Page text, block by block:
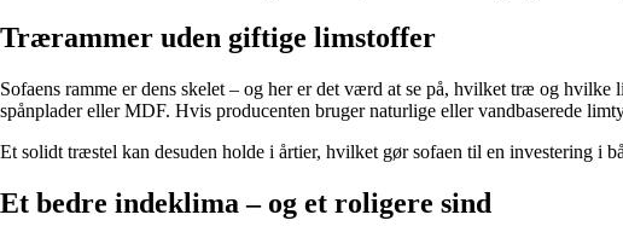
Trærammer uden giftige limstoffer
Sofaens ramme er dens skelet – og her er det værd at se på, hvilket træ og
spånplader eller MDF. Hvis producenten bruger naturlige eller vandbaserede
Et solidt træstel kan desuden holde i årtier, hvilket gør sofaen til en investering i
Et bedre indeklima – og et roligere sind